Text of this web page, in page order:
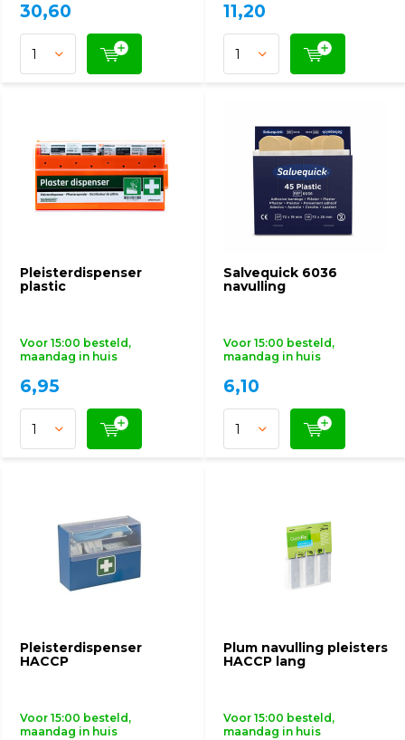
30,60 11,20
Pleisterdispenser
plastic
Voor 15:00 besteld,
maandag in huis
6,95
Salvequick 6036
navulling
Voor 15:00 besteld,
maandag in huis
6,10
Pleisterdispenser
HACCP
Voor 15:00 besteld,
maandag in huis
Plum navulling pleisters
HACCP lang
Voor 15:00 besteld,
maandag in huis